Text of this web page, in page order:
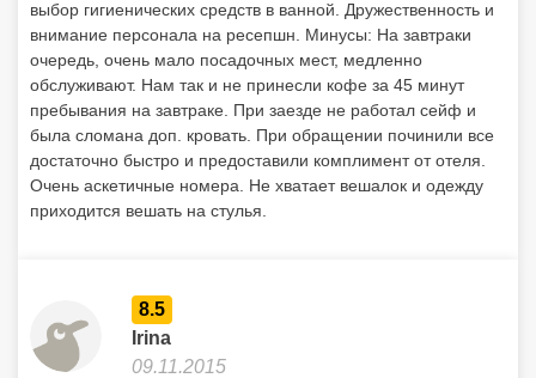
выбор гигиенических средств в ванной. Дружественность и
внимание персонала на ресепшн. Минусы: На завтраки
очередь, очень мало посадочных мест, медленно
обслуживают. Нам так и не принесли кофе за 45 минут
пребывания на завтраке. При заезде не работал сейф и
была сломана доп. кровать. При обращении починили все
достаточно быстро и предоставили комплимент от отеля.
Очень аскетичные номера. Не хватает вешалок и одежду
приходится вешать на стулья.
8.5
Irina
09.11.2015